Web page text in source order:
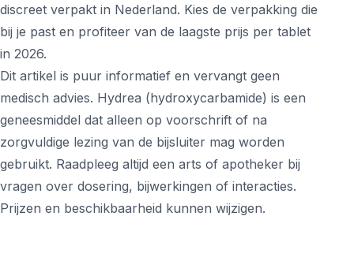
discreet verpakt in Nederland. Kies de verpakking die
bij je past en profiteer van de laagste prijs per tablet
in 2026.
Dit artikel is puur informatief en vervangt geen
medisch advies. Hydrea (hydroxycarbamide) is een
geneesmiddel dat alleen op voorschrift of na
zorgvuldige lezing van de bijsluiter mag worden
gebruikt. Raadpleeg altijd een arts of apotheker bij
vragen over dosering, bijwerkingen of interacties.
Prijzen en beschikbaarheid kunnen wijzigen.